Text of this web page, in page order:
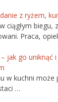
z ryżem,
ciągłym biegu,
Praca,
jak go uniknąć
w kuchni może
…